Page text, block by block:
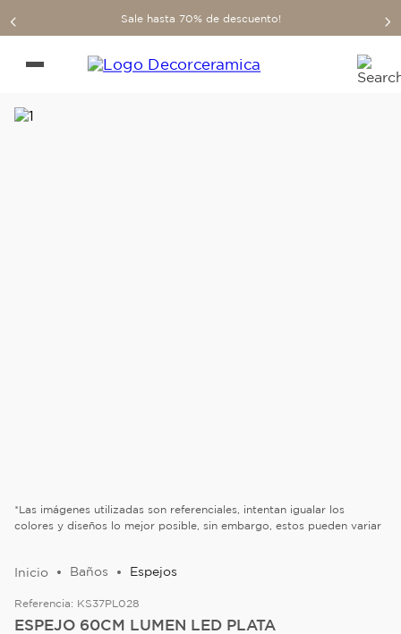
Sale hasta 70% de descuento!
*Las imágenes utilizadas son referenciales, intentan igualar los
colores y diseños lo mejor posible, sin embargo, estos pueden variar
Baños Espejos
Referencia: KS37PL028
ESPEJO 60CM LUMEN LED PLATA